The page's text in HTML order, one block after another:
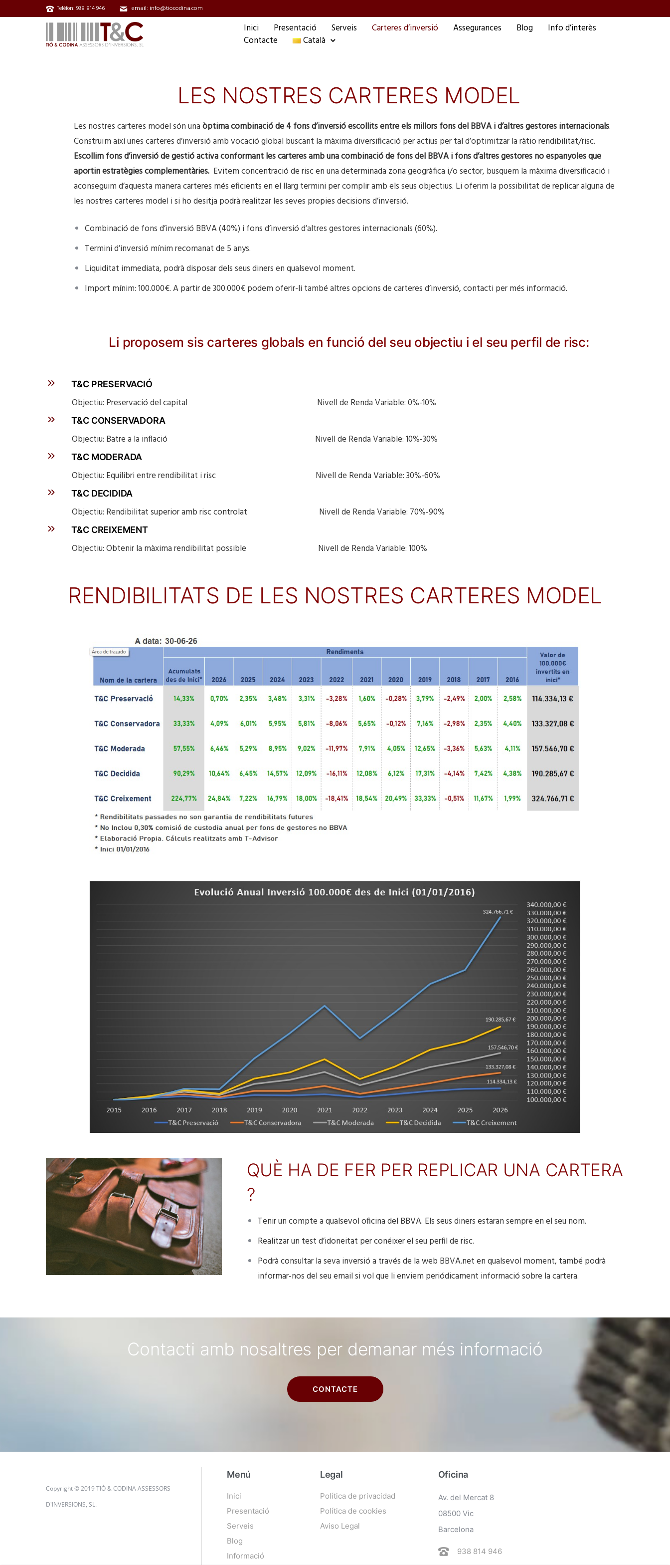
Telèfon: 938 814 946 email: info@tiocodina.com
Inici Presentació Serveis Carteres d’inversió Assegurances Blog
Info d’interès
Contacte
Català
LES NOSTRES CARTERES MODEL
Les nostres carteres model són unaòptima combinació de 4 fons d’inversió escollits entre els millors fons del BBVA i d’altres gestores internacionals.
Construïm així unes carteres d’inversió amb vocació global buscant la màxima diversificació per actius per tal d’optimitzar la ràtio rendibilitat/risc.
Escollim fons d’inversió de gestió activa conformant les carteres amb una combinació de fons del BBVA i fons d’altres gestores no espanyoles que
aportin estratègies complementàries. Evitem concentració de risc en una determinada zona geogràfica i/o sector, busquem la màxima diversificació i
aconseguim d’aquesta manera carteres més eficients en el llarg termini per complir amb els seus objectius. Li oferim la possibilitat de replicar alguna de
les nostres carteres model i si ho desitja podrà realitzar les seves propies decisions d’inversió.
Combinació de fons d’inversió BBVA (40%) i fons d’inversió d’altres gestores internacionals (60%).
Termini d’inversió mínim recomanat de 5 anys.
Liquiditat immediata, podrà disposar dels seus diners en qualsevol moment.
Import mínim: 100.000€. A partir de 300.000€ podem oferir-li també altres opcions de carteres d’inversió, contacti per més informació.
Li proposem sis carteres globals en funció del seu objectiu i el seu perfil de risc:
T&C PRESERVACIÓ
Objectiu: Preservació del capital Nivell de Renda Variable: 0%-10%
T&C CONSERVADORA
Objectiu: Batre a la inflació Nivell de Renda Variable: 10%-30%
T&C MODERADA
Objectiu: Equilibri entre rendibilitat i risc Nivell de Renda Variable: 30%-60%
T&C DECIDIDA
Objectiu: Rendibilitat superior amb risc controlat Nivell de Renda Variable: 70%-90%
T&C CREIXEMENT
Objectiu: Obtenir la màxima rendibilitat possible Nivell de Renda Variable: 100%
RENDIBILITATS DE LES NOSTRES CARTERES MODEL
QUÈ HA DE FER PER REPLICAR UNA CARTERA
?
Tenir un compte a qualsevol oficina del BBVA. Els seus diners estaran sempre en el seu nom.
Realitzar un test d’idoneitat per conéixer el seu perfil de risc.
Podrà consultar la seva inversió a través de la web BBVA.net en qualsevol moment, també podrà
informar-nos del seu email si vol que li enviem periódicament informació sobre la cartera.
Contacti amb nosaltres per demanar més informació
CONTACTE
Copyright © 2019 TIÓ & CODINA ASSESSORS
D'INVERSIONS, SL.
Menú
Inici
Presentació
Serveis
Blog
Informació
Legal
Política de privacidad
Política de cookies
Aviso Legal
Oficina
Av. del Mercat 8
08500 Vic
Barcelona
938 814 946